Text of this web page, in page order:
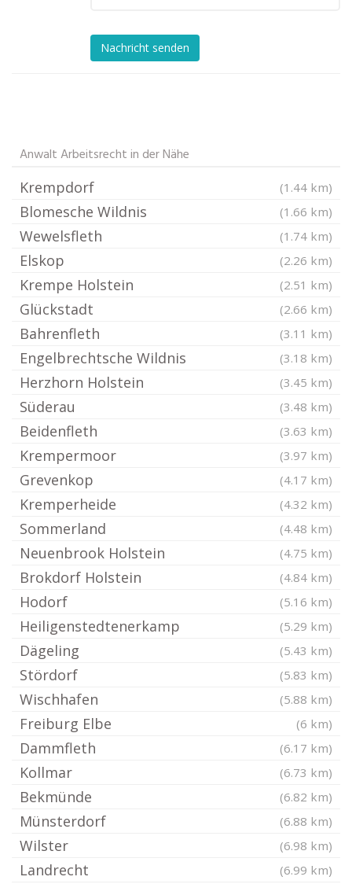
Nachricht senden
Anwalt Arbeitsrecht in der Nähe
Krempdorf (1.44 km)
Blomesche Wildnis (1.66 km)
Wewelsfleth (1.74 km)
Elskop (2.26 km)
Krempe Holstein (2.51 km)
Glückstadt (2.66 km)
Bahrenfleth (3.11 km)
Engelbrechtsche Wildnis (3.18 km)
Herzhorn Holstein (3.45 km)
Süderau (3.48 km)
Beidenfleth (3.63 km)
Krempermoor (3.97 km)
Grevenkop (4.17 km)
Kremperheide (4.32 km)
Sommerland (4.48 km)
Neuenbrook Holstein (4.75 km)
Brokdorf Holstein (4.84 km)
Hodorf (5.16 km)
Heiligenstedtenerkamp (5.29 km)
Dägeling (5.43 km)
Stördorf (5.83 km)
Wischhafen (5.88 km)
Freiburg Elbe (6 km)
Dammfleth (6.17 km)
Kollmar (6.73 km)
Bekmünde (6.82 km)
Münsterdorf (6.88 km)
Wilster (6.98 km)
Landrecht (6.99 km)